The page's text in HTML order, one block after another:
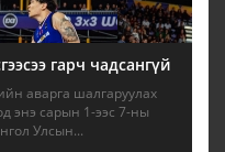
гарч чадсангүй
аварга шалгаруулах
энэ сарын 1-ээс 7-ны
Улсын...